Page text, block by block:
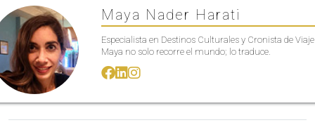
Maya Nader Harati
Especialista en Destinos Culturales y Cronista de
Maya no solo recorre el mundo; lo traduce.